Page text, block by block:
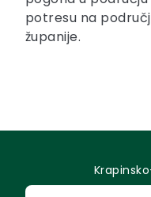
potresu na
županije.